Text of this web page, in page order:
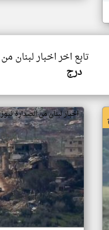
تابع اخر اخبار لبنان من
درج
اخبار لبنان من الصدارة نيوز